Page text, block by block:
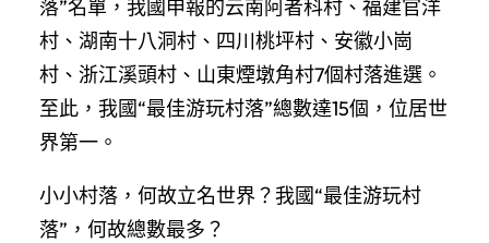
落”名單，我國申報的云南阿者科村、福建官洋
村、湖南十八洞村、四川桃坪村、安徽小崗
村、浙江溪頭村、山東煙墩角村7個村落進選。
至此，我國“最佳游玩村落”總數達15個，位居世
界第一。
小小村落，何故立名世界？我國“最佳游玩村
落”，何故總數最多？